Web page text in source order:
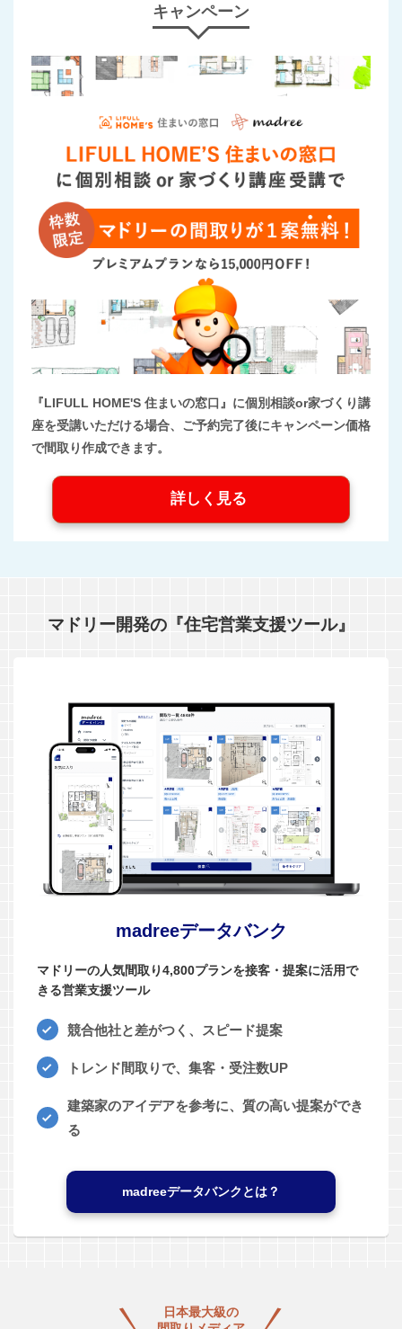
キャンペーン
『LIFULL HOME'S 住まいの窓口』に個別相談or家づくり講
座を受講いただける場合、ご予約完了後にキャンペーン価格
で間取り作成できます。
詳しく見る
マドリー開発の『住宅営業支援ツール』
madreeデータバンク
マドリーの人気間取り4,800プランを接客・提案に活用で
きる営業支援ツール
競合他社と差がつく、スピード提案
トレンド間取りで、集客・受注数UP
建築家のアイデアを参考に、質の高い提案ができ
る
madreeデータバンクとは？
日本最大級の